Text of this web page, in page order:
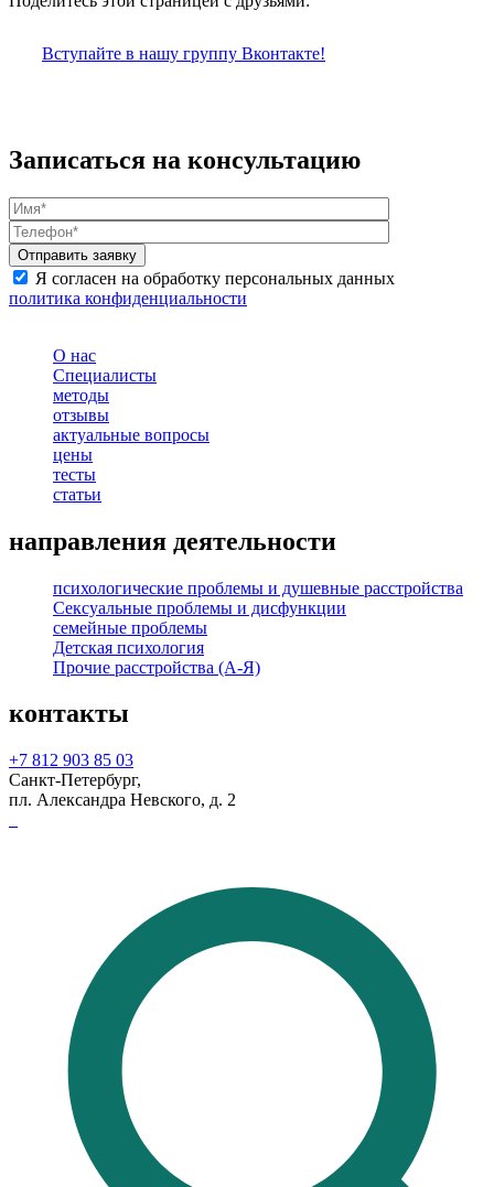
Вступайте в нашу группу Вконтакте!
Записаться на консультацию
Я согласен на обработку персональных данных
политика конфиденциальности
О нас
Специалисты
методы
отзывы
актуальные вопросы
цены
тесты
статьи
направления деятельности
психологические проблемы и душевные расстройства
Сексуальные проблемы и дисфункции
семейные проблемы
Детская психология
Прочие расстройства (А-Я)
контакты
+7 812 903 85 03
Санкт-Петербург,
пл. Александра Невского, д. 2